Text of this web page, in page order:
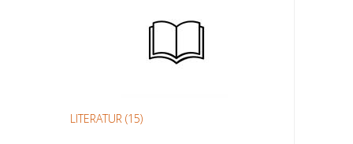
LITERATUR (15)